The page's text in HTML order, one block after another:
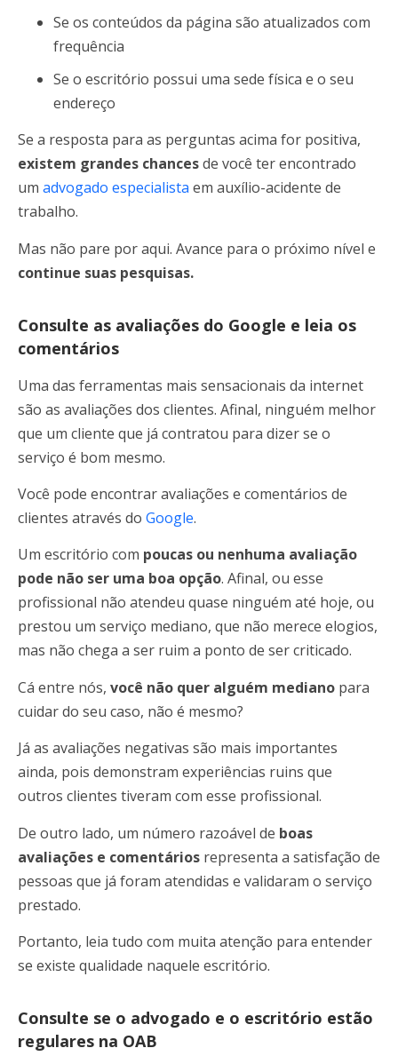
Se os conteúdos da página são atualizados com
frequência
Se o escritório possui uma sede física e o seu
endereço
Se a resposta para as perguntas acima for positiva,
existem grandes chancesde você ter encontrado
um advogado especialista em auxílio-acidente de
trabalho.
Mas não pare por aqui. Avance para o próximo nível e
continue suas pesquisas.
Consulte as avaliações do Google e leia os
comentários
Uma das ferramentas mais sensacionais da internet
são as avaliações dos clientes. Afinal, ninguém melhor
que um cliente que já contratou para dizer se o
serviço é bom mesmo.
Você pode encontrar avaliações e comentários de
clientes através do Google.
Um escritório com poucas ou nenhuma avaliação
pode não ser uma boa opção. Afinal, ou esse
profissional não atendeu quase ninguém até hoje, ou
prestou um serviço mediano, que não merece elogios,
mas não chega a ser ruim a ponto de ser criticado.
Cá entre nós, você não quer alguém mediano para
cuidar do seu caso, não é mesmo?
Já as avaliações negativas são mais importantes
ainda, pois demonstram experiências ruins que
outros clientes tiveram com esse profissional.
De outro lado, um número razoável de boas
avaliações e comentários representa a satisfação de
pessoas que já foram atendidas e validaram o serviço
prestado.
Portanto, leia tudo com muita atenção para entender
se existe qualidade naquele escritório.
Consulte se o advogado e o escritório estão
regulares na OAB